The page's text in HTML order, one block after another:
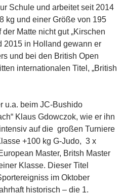
Schule und arbeitet seit 2014
kg und einer Größe von 195
Matte nicht gut „Kirschen
2015 in Holland gewann er
und bei den British Open
internationalen Titel, „British
u.a. beim JC-Bushido
Klaus Gdowczok, wie er ihn
auf die großen Turniere
+100 kg G-Judo, 3 x
Master, Britsh Master
Klasse. Dieser Titel
im Oktober
historisch – die 1.